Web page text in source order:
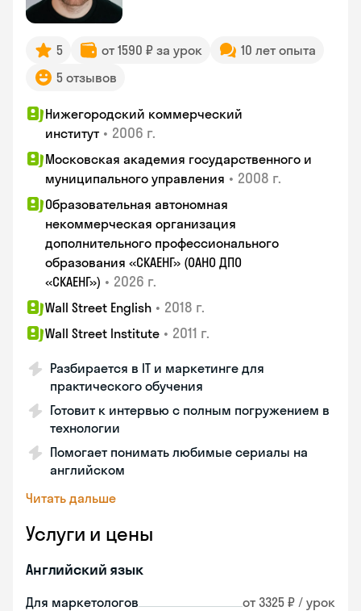
5 от 1590 ₽ за урок
10 лет опыта
5 отзывов
Нижегородский коммерческий
институт • 2006 г.
Московская академия государственного и
муниципального управления • 2008 г.
Образовательная автономная
некоммерческая организация
дополнительного профессионального
образования «СКАЕНГ» (ОАНО ДПО
«СКАЕНГ») • 2026 г.
Wall Street English • 2018 г.
Wall Street Institute • 2011 г.
Разбирается в IT и маркетинге для
практического обучения
Готовит к интервью с полным погружением в
технологии
Помогает понимать любимые сериалы на
английском
Читать дальше
Услуги и цены
Английский язык
Для маркетологов от 3325 ₽ / урок